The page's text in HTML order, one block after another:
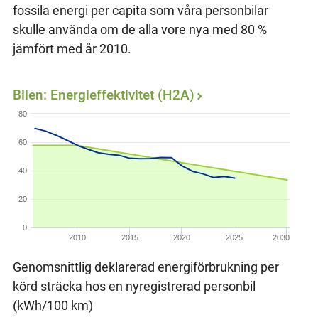
fossila energi per capita som våra personbilar
skulle använda om de alla vore nya med 80 %
jämfört med år 2010.
2010 2015 2020 2025 2030
0
20
40
60
80
Bilen: Energieffektivitet (H2A)
Genomsnittlig deklarerad energiförbrukning per
körd sträcka hos en nyregistrerad personbil
(kWh/100 km)